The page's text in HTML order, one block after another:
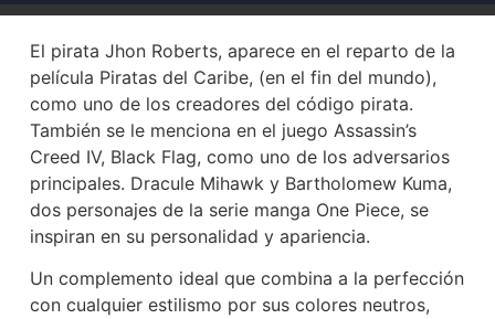
El pirata Jhon Roberts, aparece en el reparto de la
película Piratas del Caribe, (en el fin del mundo),
como uno de los creadores del código pirata.
También se le menciona en el juego Assassin’s
Creed IV, Black Flag, como uno de los adversarios
principales. Dracule Mihawk y Bartholomew Kuma,
dos personajes de la serie manga One Piece, se
inspiran en su personalidad y apariencia.
Un complemento ideal que combina a la perfección
con cualquier estilismo por sus colores neutros,